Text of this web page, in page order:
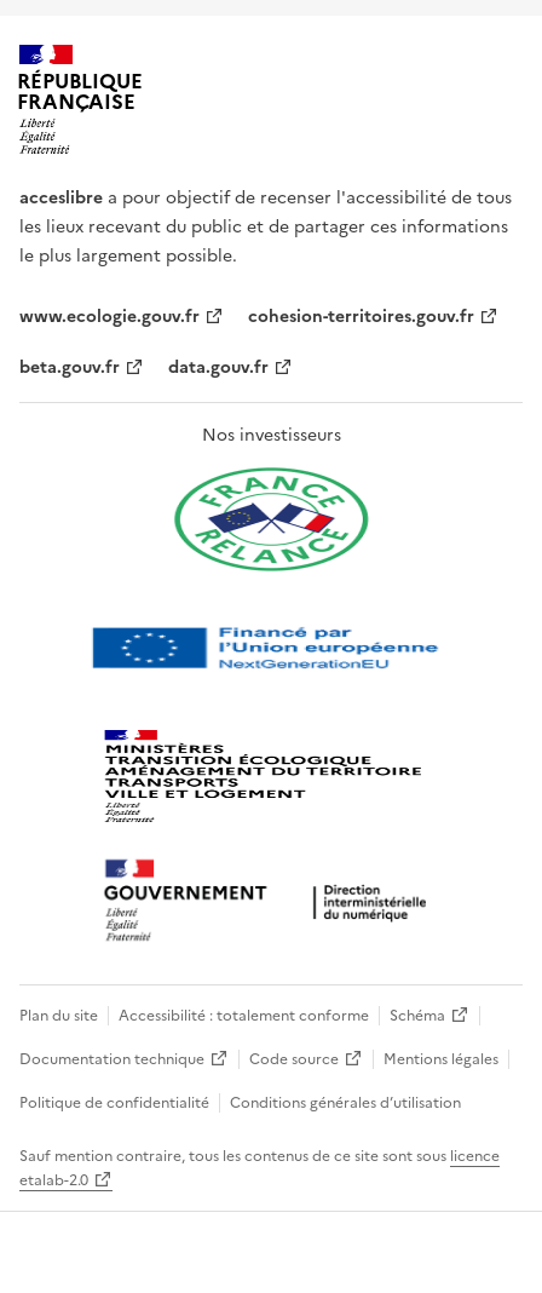
RÉPUBLIQUE
FRANÇAISE
acceslibre a pour objectif de recenser l'accessibilité de tous
les lieux recevant du public et de partager ces informations
le plus largement possible.
www.ecologie.gouv.fr
cohesion-territoires.gouv.fr
beta.gouv.fr
data.gouv.fr
Nos investisseurs
Plan du site Accessibilité : totalement conforme
Schéma
Documentation technique
Code source
Mentions légales
Politique de confidentialité
Conditions générales d’utilisation
Sauf mention contraire, tous les contenus de ce site sont sous licence
etalab-2.0